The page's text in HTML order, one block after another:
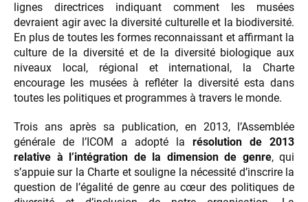
lignes directrices indiquant comment les musées
devraient agir avec la diversité culturelle et la biodiversité.
En plus de toutes les formes reconnaissant et affirmant la
culture de la diversité et de la diversité biologique aux
niveaux local, régional et international, la Charte
encourage les musées à refléter la diversité esta dans
toutes les politiques et programmes à travers le monde.
Trois ans après sa publication, en 2013, l’Assemblée
générale de l’ICOM a adopté la résolution de 2013
relative à l’intégration de la dimension de genre, qui
s’appuie sur la Charte et souligne la nécessité d’inscrire la
question de l’égalité de genre au cœur des politiques de